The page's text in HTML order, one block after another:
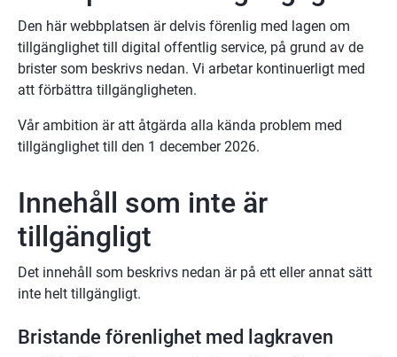
Den här webbplatsen är delvis förenlig med lagen om
tillgänglighet till digital offentlig service, på grund av de
brister som beskrivs nedan. Vi arbetar kontinuerligt med
att förbättra tillgängligheten.
Vår ambition är att åtgärda alla kända problem med
tillgänglighet till den 1 december 2026.
Innehåll som inte är
tillgängligt
Det innehåll som beskrivs nedan är på ett eller annat sätt
inte helt tillgängligt.
Bristande förenlighet med lagkraven